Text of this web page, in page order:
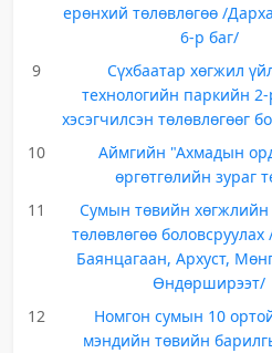
ерөнхий төлөвлөгөө /
6-р баг/
9
Сүхбаатар хөгжил
технологийн паркийн
хэсэгчилсэн төлөвлөгөөг
10
Аймгийн "Ахмадын
өргөтгөлийн зураг
11
Сумын төвийн
төлөвлөгөө боловсруулах
Баянцагаан, Архуст,
Өндөрширээт/
12
Номгон сумын 10
мэндийн төвийн